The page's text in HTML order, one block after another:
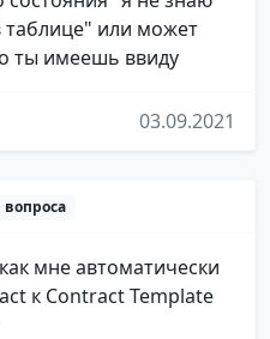
таблице" или может
ты имеешь ввиду
03.09.2021
мне автоматически
к Contract Template